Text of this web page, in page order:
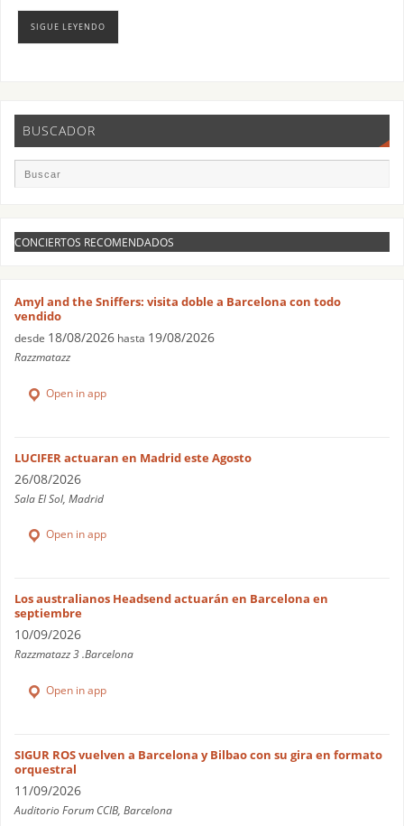
SIGUE LEYENDO
BUSCADOR
CONCIERTOS RECOMENDADOS
Amyl and the Sniffers: visita doble a Barcelona con todo
vendido
desde 18/08/2026 hasta 19/08/2026
Razzmatazz
Open in app
LUCIFER actuaran en Madrid este Agosto
26/08/2026
Sala El Sol, Madrid
Open in app
Los australianos Headsend actuarán en Barcelona en
septiembre
10/09/2026
Razzmatazz 3 .Barcelona
Open in app
SIGUR ROS vuelven a Barcelona y Bilbao con su gira en formato
orquestral
11/09/2026
Auditorio Forum CCIB, Barcelona